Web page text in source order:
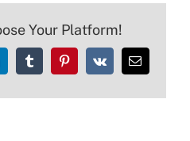
Your Platform!
TumblrPinterest
Vk Email